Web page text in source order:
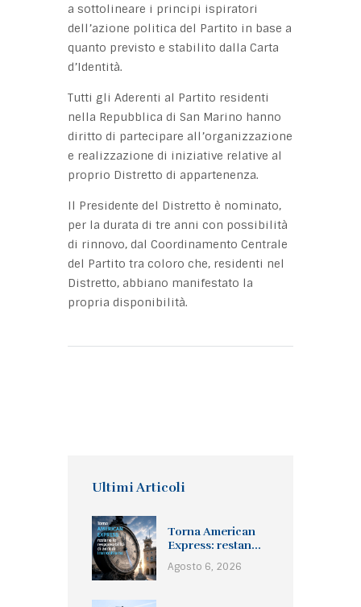
a sottolineare i principi ispiratori
dell’azione politica del Partito in base a
quanto previsto e stabilito dalla Carta
d’Identità.
Tutti gli Aderenti al Partito residenti
nella Repubblica di San Marino hanno
diritto di partecipare all’organizzazione
e realizzazione di iniziative relative al
proprio Distretto di appartenenza.
Il Presidente del Distretto è nominato,
per la durata di tre anni con possibilità
di rinnovo, dal Coordinamento Centrale
del Partito tra coloro che, residenti nel
Distretto, abbiano manifestato la
propria disponibilità.
Ultimi Articoli
Torna American
Express: restan...
Agosto 6, 2026